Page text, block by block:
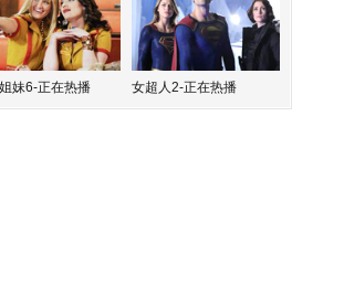
妹6-正在热播 女超人2-正在热播